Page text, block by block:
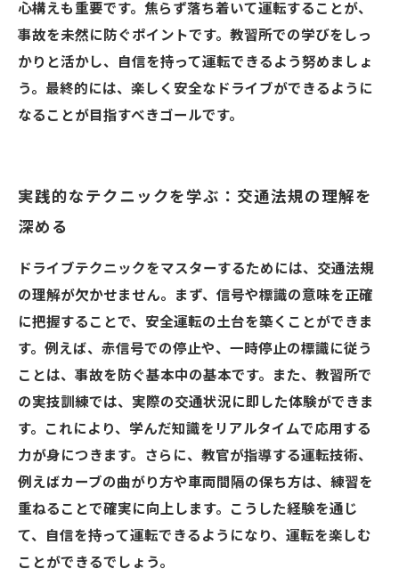
心構えも重要です。焦らず落ち着いて運転することが、
事故を未然に防ぐポイントです。教習所での学びをしっ
かりと活かし、自信を持って運転できるよう努めましょ
う。最終的には、楽しく安全なドライブができるように
なることが目指すべきゴールです。
実践的なテクニックを学ぶ：交通法規の理解を
深める
ドライブテクニックをマスターするためには、交通法規
の理解が欠かせません。まず、信号や標識の意味を正確
に把握することで、安全運転の土台を築くことができま
す。例えば、赤信号での停止や、一時停止の標識に従う
ことは、事故を防ぐ基本中の基本です。また、教習所で
の実技訓練では、実際の交通状況に即した体験ができま
す。これにより、学んだ知識をリアルタイムで応用する
力が身につきます。さらに、教官が指導する運転技術、
例えばカーブの曲がり方や車両間隔の保ち方は、練習を
重ねることで確実に向上します。こうした経験を通じ
て、自信を持って運転できるようになり、運転を楽しむ
ことができるでしょう。